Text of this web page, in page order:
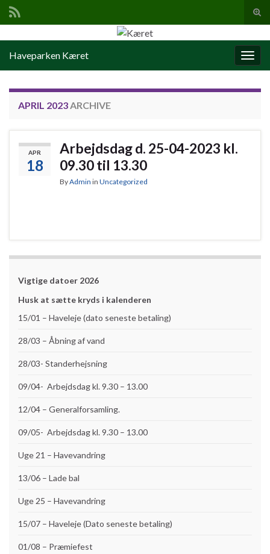
Haveparken Kæret
APRIL 2023ARCHIVE
APR
18
Arbejdsdag d. 25-04-2023 kl.
09.30 til 13.30
ByAdmin in Uncategorized
Vigtige datoer 2026
Husk at sætte kryds i kalenderen
15/01 – Haveleje (dato seneste betaling)
28/03 – Åbning af vand
28/03- Standerhejsning
09/04- Arbejdsdag kl. 9.30 – 13.00
12/04 – Generalforsamling.
09/05- Arbejdsdag kl. 9.30 – 13.00
Uge 21 – Havevandring
13/06 – Lade bal
Uge 25 – Havevandring
15/07 – Haveleje (Dato seneste betaling)
01/08 – Præmiefest